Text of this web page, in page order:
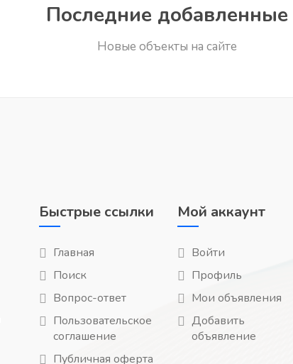
Последние добавленные
Новые объекты на сайте
Быстрые ссылки
Главная
Поиск
Вопрос-ответ
Пользовательское
соглашение
Публичная оферта
Мой аккаунт
Войти
Профиль
Мои объявления
Добавить
объявление